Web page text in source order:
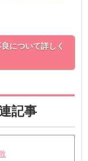
について詳しく
記事